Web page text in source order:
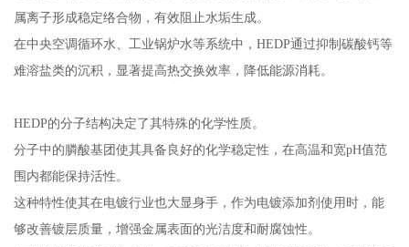
属离子形成稳定络合物，有效阻止水垢生成。
在中央空调循环水、工业锅炉水等系统中，HEDP通过抑制碳酸钙等
难溶盐类的沉积，显著提高热交换效率，降低能源消耗。
HEDP的分子结构决定了其特殊的化学性质。
分子中的膦酸基团使其具备良好的化学稳定性，在高温和宽pH值范
围内都能保持活性。
这种特性使其在电镀行业也大显身手，作为电镀添加剂使用时，能
够改善镀层质量，增强金属表面的光洁度和耐腐蚀性。